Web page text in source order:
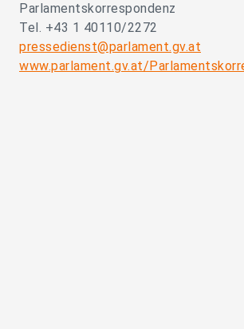
Parlamentskorrespondenz
Tel. +43 1 40110/2272
pressedienst@parlament.gv.at
www.parlament.gv.at/